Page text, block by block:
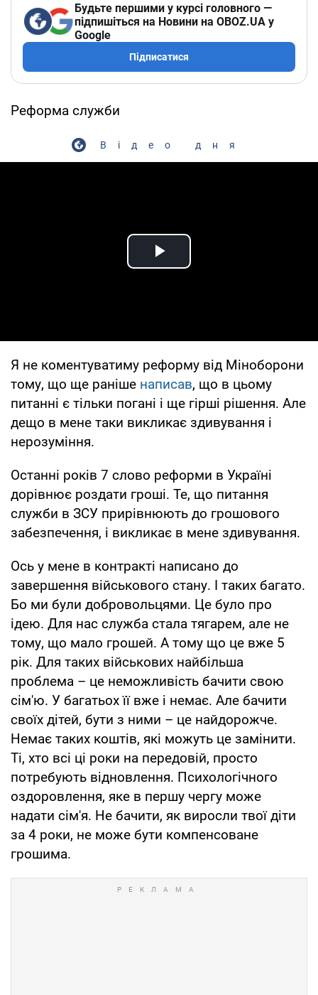
Будьте першими у курсі головного —
підпишіться на Новини на OBOZ.UA у
Google
Підписатися
Реформа служби
Відео дня
Play Video
Я не коментуватиму реформу від Міноборони
тому, що ще раніше написав, що в цьому
питанні є тільки погані і ще гірші рішення. Але
дещо в мене таки викликає здивування і
нерозуміння.
Останні років 7 слово реформи в Україні
дорівнює роздати гроші. Те, що питання
служби в ЗСУ прирівнюють до грошового
забезпечення, і викликає в мене здивування.
Ось у мене в контракті написано до
завершення військового стану. І таких багато.
Бо ми були добровольцями. Це було про
ідею. Для нас служба стала тягарем, але не
тому, що мало грошей. А тому що це вже 5
рік. Для таких військових найбільша
проблема – це неможливість бачити свою
сім'ю. У багатьох її вже і немає. Але бачити
своїх дітей, бути з ними – це найдорожче.
Немає таких коштів, які можуть це замінити.
Ті, хто всі ці роки на передовій, просто
потребують відновлення. Психологічного
оздоровлення, яке в першу чергу може
надати сім'я. Не бачити, як виросли твої діти
за 4 роки, не може бути компенсоване
грошима.